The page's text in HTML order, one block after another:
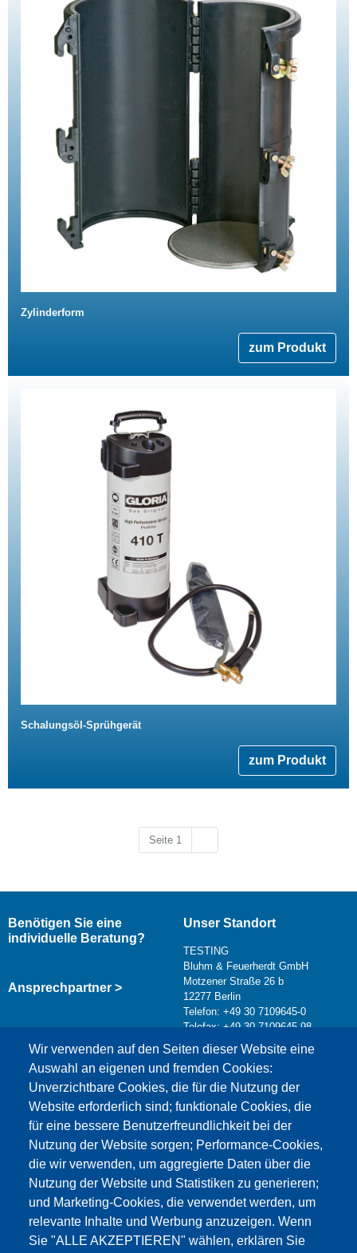
Zylinderform
zum Produkt
Schalungsöl-Sprühgerät
zum Produkt
Seite 1
Wir verwenden auf den Seiten dieser Website eine
Auswahl an eigenen und fremden Cookies:
Unverzichtbare Cookies, die für die Nutzung der
Website erforderlich sind; funktionale Cookies, die
für eine bessere Benutzerfreundlichkeit bei der
Nutzung der Website sorgen; Performance-Cookies,
die wir verwenden, um aggregierte Daten über die
Nutzung der Website und Statistiken zu generieren;
und Marketing-Cookies, die verwendet werden, um
relevante Inhalte und Werbung anzuzeigen. Wenn
Sie "ALLE AKZEPTIEREN" wählen, erklären Sie
Benötigen Sie eine
individuelle Beratung?
Ansprechpartner >
Unser Standort
TESTING
Bluhm & Feuerherdt GmbH
Motzener Straße 26 b
12277 Berlin
Telefon: +49 30 7109645-0
Telefax: +49 30 7109645-98
info@testing.de
Dieser Inhalt ist blockiert, da die Google Maps
Cookies nicht akzeptiert wurden.
NUR DIE GOOGLE MAPS COOKIES
AKZEPTIEREN.